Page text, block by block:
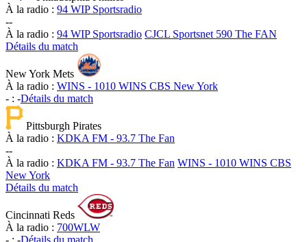
À la radio : 94 WIP Sportsradio
--
À la radio : 94 WIP Sportsradio CJCL Sportsnet 590 The FAN
Détails du match
New York Mets
À la radio : WINS - 1010 WINS CBS New York
- : -Détails du match
Pittsburgh Pirates
À la radio : KDKA FM - 93.7 The Fan
--
À la radio : KDKA FM - 93.7 The Fan WINS - 1010 WINS CBS
New York
Détails du match
Cincinnati Reds
À la radio : 700WLW